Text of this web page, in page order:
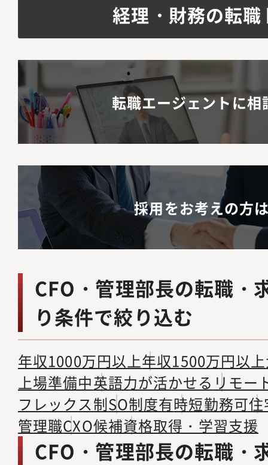
経理・財務の転
転職エージェントに相
採用をお考えの方
CFO・管理部長の転職・
り条件で絞り込む
年収1000万円以上年収1500万円以上
上場準備中英語力が活かせる リモー
フレックス制SO制度有時短勤務可住
管理職CXO候補資格取得・学習支援
CFO・管理部長の転職・